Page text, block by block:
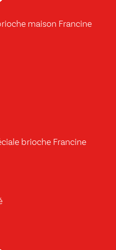
maison Francine
brioche Francine